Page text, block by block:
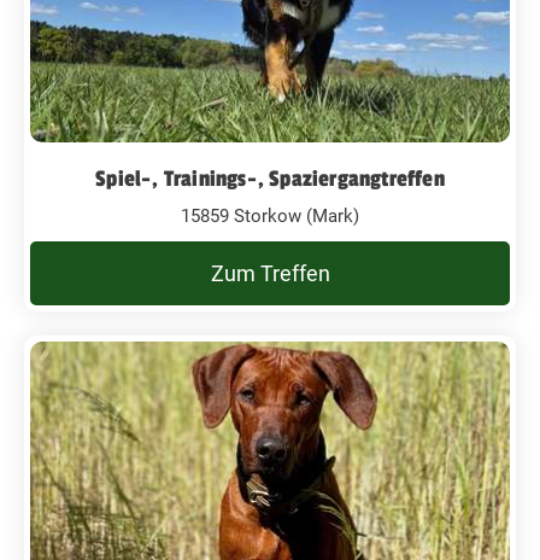
Spiel-, Trainings-, Spaziergangtreffen
15859 Storkow (Mark)
Zum Treffen